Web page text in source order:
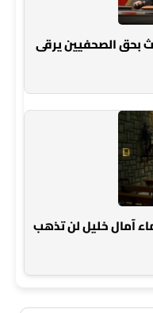
بحق الصحفيين يرقى
آمال خليل لن تذهب